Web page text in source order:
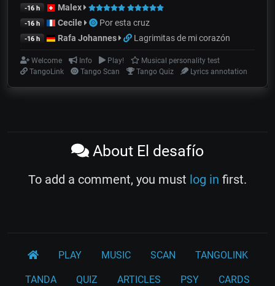
-16 h Malex
-16 h Cecile Por esta cruz
-16 h Rafa Johannes Lagrimitas de mi corazón
Welcome Info Play!
Musical personality test
TangoLink
Tango Scan Tango Quiz Lyrics annotation
About El desafío
To add a comment, you must log in first.
PLAY MUSIC SCAN TANGOLINK
TANDA QUIZ ARTICLES PSY CARDS